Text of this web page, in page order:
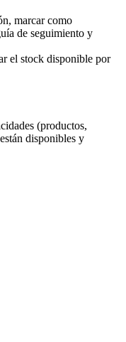
marcar como
de seguimiento y
el stock disponible por
(productos,
disponibles y